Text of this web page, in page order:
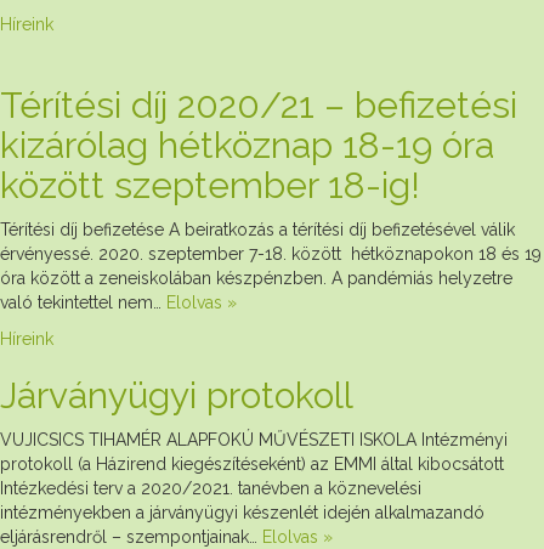
Híreink
Térítési díj 2020/21 – befizetési
kizárólag hétköznap 18-19 óra
között szeptember 18-ig!
Térítési díj befizetése A beiratkozás a térítési díj befizetésével válik
érvényessé. 2020. szeptember 7-18. között hétköznapokon 18 és 19
óra között a zeneiskolában készpénzben. A pandémiás helyzetre
való tekintettel nem… Elolvas »
Híreink
Járványügyi protokoll
VUJICSICS TIHAMÉR ALAPFOKÚ MŰVÉSZETI ISKOLA Intézményi
protokoll (a Házirend kiegészítéseként) az EMMI által kibocsátott
Intézkedési terv a 2020/2021. tanévben a köznevelési
intézményekben a járványügyi készenlét idején alkalmazandó
eljárásrendről – szempontjainak… Elolvas »